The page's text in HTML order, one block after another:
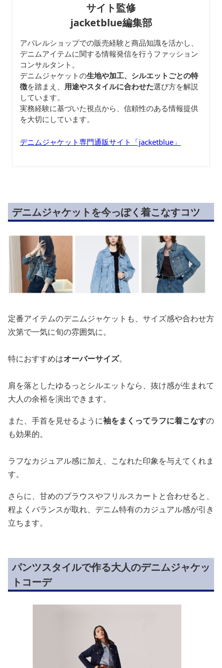
サイト監修
jacketblue編集部
アパレルショップでの販売経験と商品知識を活かし、
デニムアイテムに関する情報発信を行うファッション
コンサルタント。
デニムジャケットの生地や加工、シルエットごとの特
徴を踏まえ、 用途やスタイルに合わせた選び方を解説
しています。
実務経験に基づいた視点から、信頼性のある情報提供
を大切にしています。
デニムジャケット専門通販サイト「jacketblue」
デニムジャケットを今っぽく着こなすコツ
定番アイテムのデニムジャケットも、サイズ感や合わせ方
次第で一気に旬の雰囲気に。
特におすすめはオーバーサイズ。
肩を落としたゆるっとシルエットなら、抜け感が生まれて
大人の余裕を演出できます。
また、手首を見せるように袖をまくってラフに着こなすの
も効果的。
ラフなカジュアル感に加え、こなれた印象を与えてくれま
す。
さらに、甘めのブラウスやフリルスカートと合わせると、
程よくバランスが取れ、デニム特有のカジュアル感が引き
立ちます。
パンツスタイルで作る大人のデニムジャケッ
トコーデ